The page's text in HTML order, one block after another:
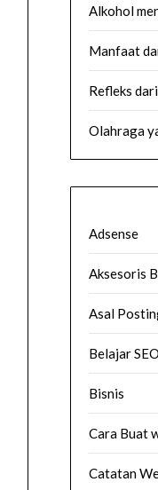
Alkohol
Manfaat
Refleks
Olahraga
Adsense
Aksesoris
Asal
Belajar SEO
Bisnis
Cara Buat
Catatan